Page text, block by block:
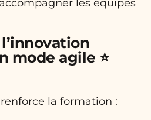
les équipes
mode agile ⭐
la formation :